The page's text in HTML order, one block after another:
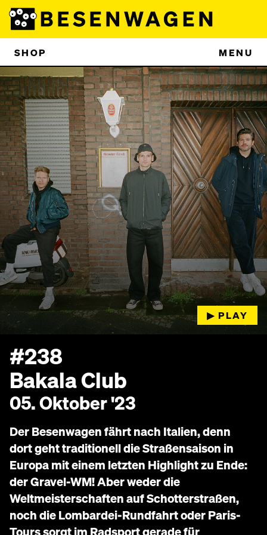
SHOP MENU
▶︎ PLAY
#238
Bakala Club
05. Oktober '23
Der Besenwagen fährt nach Italien, denn
dort geht traditionell die Straßensaison in
Europa mit einem letzten Highlight zu Ende:
der Gravel-WM! Aber weder die
Weltmeisterschaften auf Schotterstraßen,
noch die Lombardei-Rundfahrt oder Paris-
Tours sorgt im Radsport gerade für